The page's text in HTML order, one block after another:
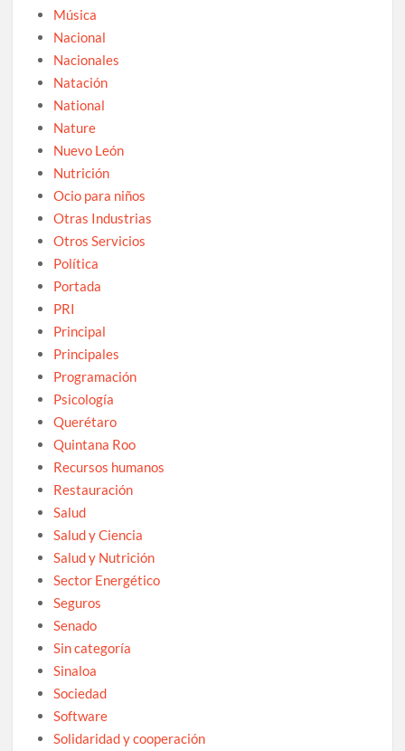
Música
Nacional
Nacionales
Natación
National
Nature
Nuevo León
Nutrición
Ocio para niños
Otras Industrias
Otros Servicios
Política
Portada
PRI
Principal
Principales
Programación
Psicología
Querétaro
Quintana Roo
Recursos humanos
Restauración
Salud
Salud y Ciencia
Salud y Nutrición
Sector Energético
Seguros
Senado
Sin categoría
Sinaloa
Sociedad
Software
Solidaridad y cooperación